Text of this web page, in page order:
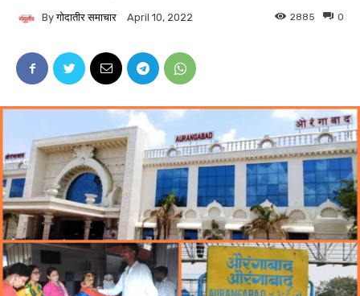
By गोदातीर समाचार April 10, 2022 0
2885